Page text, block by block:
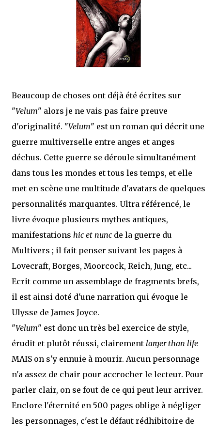
que Thomas connaissait et appréciait Olivier. Marlowe découvre une ville qu’il
ne connaissait pas, habitée par la méfiance, la peur et le rigorisme de la Ligue,
une ville pleine de mystères et de vieilles rancœurs. La Dame d...
Beaucoup de choses ont déjà été écrites sur
"Velum" alors je ne vais pas faire preuve
d'originalité. "Velum" est un roman qui décrit une
guerre multiverselle entre anges et anges
déchus. Cette guerre se déroule simultanément
dans tous les mondes et tous les temps, et elle
met en scène une multitude d'avatars de quelques
personnalités marquantes. Ultra référencé, le
livre évoque plusieurs mythes antiques,
manifestations hic et nunc de la guerre du
Multivers ; il fait penser suivant les pages à
Lovecraft, Borges, Moorcock, Reich, Jung, etc...
Ecrit comme un assemblage de fragments brefs,
il est ainsi doté d'une narration qui évoque le
Ulysse de James Joyce.
"Velum" est donc un très bel exercice de style,
érudit et plutôt réussi, clairement larger than life
MAIS on s'y ennuie à mourir. Aucun personnage
n'a assez de chair pour accrocher le lecteur. Pour
parler clair, on se fout de ce qui peut leur arriver.
Enclore l'éternité en 500 pages oblige à négliger
les personnages, c'est le défaut rédhibitoire de